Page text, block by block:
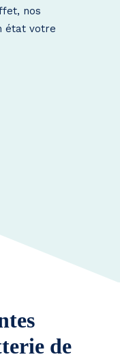
nos
état votre
de